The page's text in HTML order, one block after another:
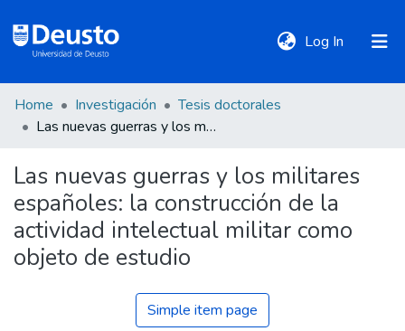
Log In (current)
DeustoTeka
Communities
&
Collections
Home Investigación
Tesis doctorales
Las nuevas guerras y los militares españoles: la construcción de la actividad intelectual militar como objeto de estudio
Las nuevas guerras y los militares
españoles: la construcción de la
actividad intelectual militar como
objeto de estudio
Simple item page